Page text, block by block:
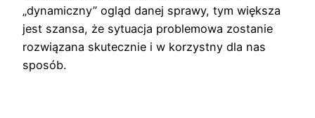
„dynamiczny” ogląd danej sprawy, tym większa
jest szansa, że sytuacja problemowa zostanie
rozwiązana skutecznie i w korzystny dla nas
sposób.